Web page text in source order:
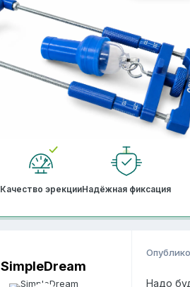
Качество эрекцииНадёжная фиксация
SimpleDream
Надо